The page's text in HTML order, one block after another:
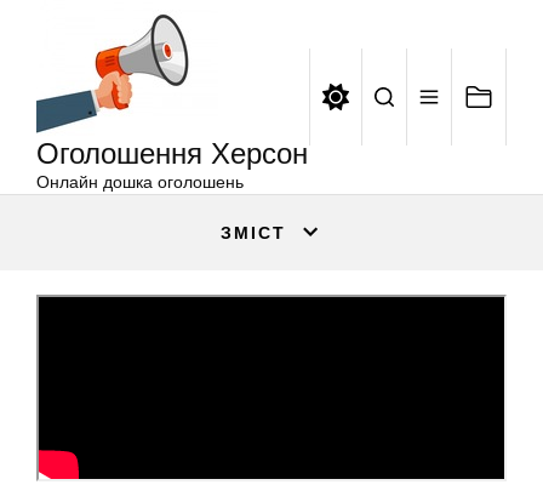
Оголошення Херсон
Онлайн дошка оголошень
ЗМІСТ